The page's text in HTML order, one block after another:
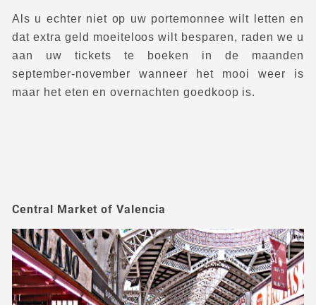
Als u echter niet op uw portemonnee wilt letten en
dat extra geld moeiteloos wilt besparen, raden we u
aan uw tickets te boeken in de maanden
september-november wanneer het mooi weer is
maar het eten en overnachten goedkoop is.
Central Market of Valencia